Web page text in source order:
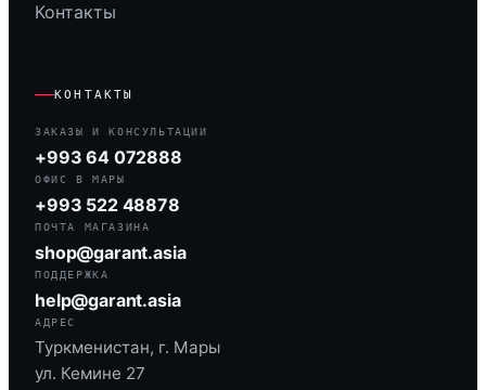
Контакты
КОНТАКТЫ
ЗАКАЗЫ И КОНСУЛЬТАЦИИ
+993 64 072888
ОФИС В МАРЫ
+993 522 48878
ПОЧТА МАГАЗИНА
shop@garant.asia
ПОДДЕРЖКА
help@garant.asia
АДРЕС
Туркменистан, г. Мары
ул. Кемине 27